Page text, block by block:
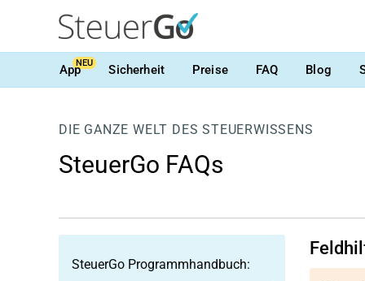
AppNEU Sicherheit Preise FAQ Blog
DIE GANZE WELT DES STEUERWISSENS
SteuerGo FAQs
SteuerGo Programmhandbuch: